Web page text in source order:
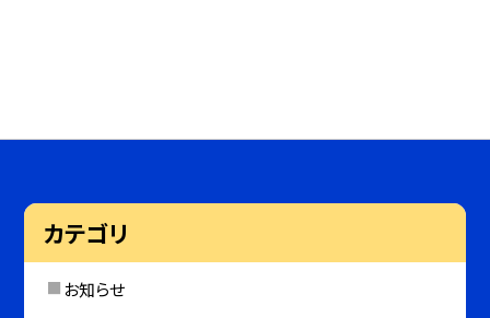
カテゴリ
お知らせ